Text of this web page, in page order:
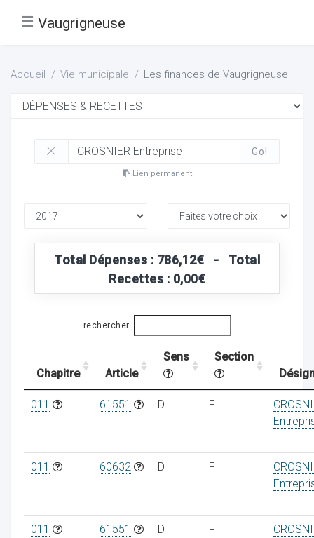
☰ Vaugrigneuse
Accueil Vie municipale Les finances de Vaugrigneuse
Go!
Lien permanent
Total Dépenses : 786,12€ - Total
Recettes : 0,00€
rechercher
Chapitre Article
Sens
Section
011 61551 D F
011 60632 D F
011 61551 D F